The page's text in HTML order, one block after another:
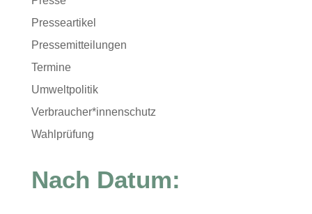
Presseartikel
Pressemitteilungen
Termine
Umweltpolitik
Verbraucher*innenschutz
Wahlprüfung
Nach Datum: